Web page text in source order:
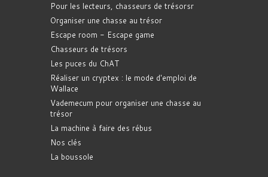
Pour les lecteurs, chasseurs de trésorsr
Organiser une chasse au trésor
Escape room - Escape game
Chasseurs de trésors
Les puces du ChAT
Réaliser un cryptex : le mode d'emploi de
Wallace
Vademecum pour organiser une chasse au
trésor
La machine à faire des rébus
Nos clés
La boussole